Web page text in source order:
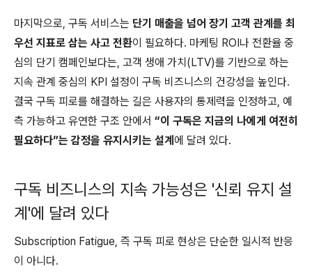
마지막으로, 구독 서비스는 단기 매출을 넘어 장기 고객 관계를 최
우선 지표로 삼는 사고 전환이 필요하다. 마케팅 ROI나 전환율 중
심의 단기 캠페인보다는, 고객 생애 가치(LTV)를 기반으로 하는
지속 관계 중심의 KPI 설정이 구독 비즈니스의 건강성을 높인다.
결국 구독 피로를 해결하는 길은 사용자의 통제력을 인정하고, 예
측 가능하고 유연한 구조 안에서 “이 구독은 지금의 나에게 여전히
필요하다”는 감정을 유지시키는 설계 에 달려 있다.
구독 비즈니스의 지속 가능성은 '신뢰 유지 설
계'에 달려 있다
Subscription Fatigue, 즉 구독 피로 현상은 단순한 일시적 반응
이 아니다.